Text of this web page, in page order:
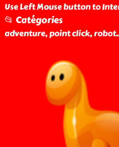
Use Left Mouse button to
📂 Catégories
adventure, point click, robot